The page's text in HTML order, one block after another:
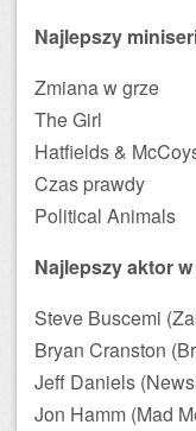
Najlepszy
Zmiana w grze
The Girl
Hatfields &
Czas prawdy
Political Animals
Najlepszy aktor
Steve Buscemi
Bryan Cranston
Jeff Daniels
Jon Hamm (Mad